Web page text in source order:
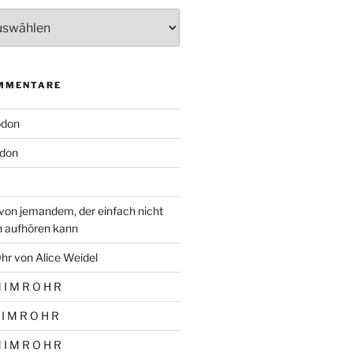
jemandem, der einfach nicht
aufhören kann
von Alice Weidel
I M R O H R
M R O H R
I M R O H R